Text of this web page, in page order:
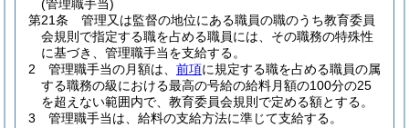
(管理職手当)
第21条
管理又は監督の地位にある職員の職のうち教育委員
会規則で指定する職を占める職員には、その職務の特殊性
に基づき、管理職手当を支給する。
2
管理職手当の月額は、 前項に規定する職を占める職員の属
する職務の級における最高の号給の給料月額の100分の25
を超えない範囲内で、教育委員会規則で定める額とする。
3
管理職手当は、給料の支給方法に準じて支給する。